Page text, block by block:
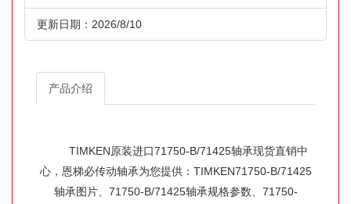
更新日期：2026/8/10
产品介绍
TIMKEN原装进口71750-B/71425轴承现货直销中
心，恩梯必传动轴承为您提供：TIMKEN71750-B/71425
轴承图片、71750-B/71425轴承规格参数、71750-